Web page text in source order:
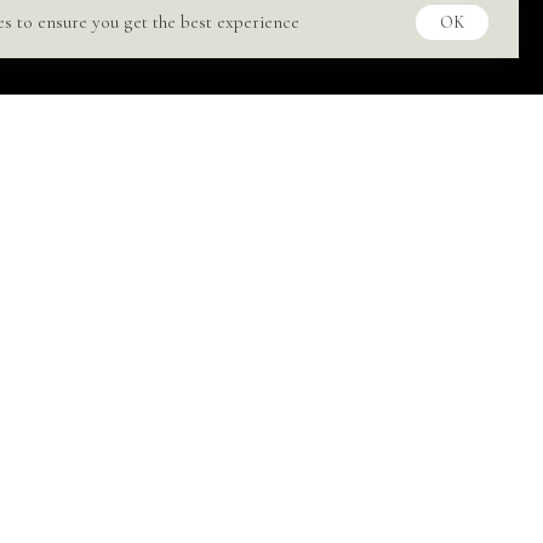
to ensure you get the best experience OK